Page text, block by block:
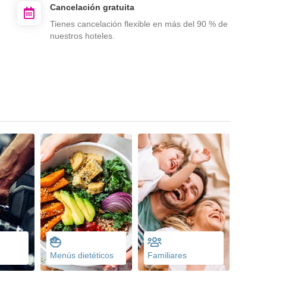
Cancelación gratuita
Tienes cancelación flexible en más del 90 % de
nuestros hoteles.
Menús dietéticos Familiares